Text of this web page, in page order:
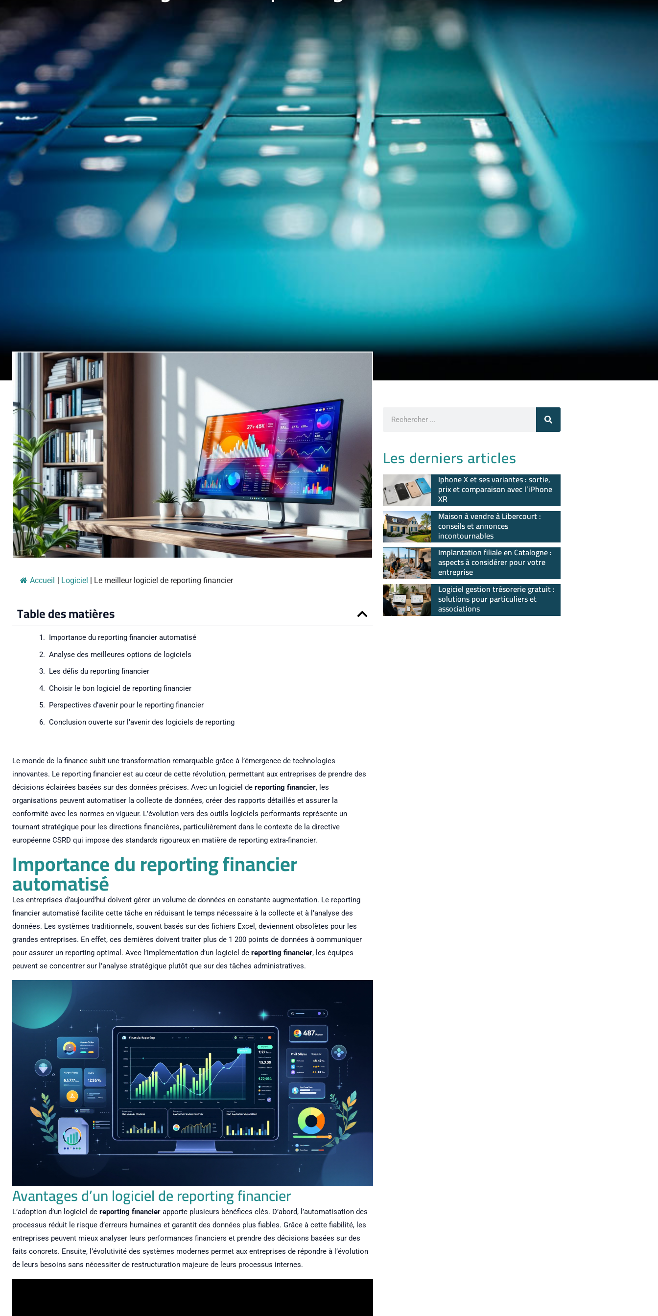
Accueil Logiciel Le meilleur logiciel de reporting financier
Table des matières
Importance du reporting financier automatisé
Analyse des meilleures options de logiciels
Les défis du reporting financier
Choisir le bon logiciel de reporting financier
Perspectives d’avenir pour le reporting financier
Conclusion ouverte sur l’avenir des logiciels de reporting
Le monde de la finance subit une transformation remarquable grâce à l’émergence de technologies
innovantes. Le reporting financier est au cœur de cette révolution, permettant aux entreprises de prendre des
décisions éclairées basées sur des données précises. Avec un logiciel de reporting financier, les
organisations peuvent automatiser la collecte de données, créer des rapports détaillés et assurer la
conformité avec les normes en vigueur. L’évolution vers des outils logiciels performants représente un
tournant stratégique pour les directions financières, particulièrement dans le contexte de la directive
européenne CSRD qui impose des standards rigoureux en matière de reporting extra-financier.
Importance du reporting financier
automatisé
Les entreprises d’aujourd’hui doivent gérer un volume de données en constante augmentation. Le reporting
financier automatisé facilite cette tâche en réduisant le temps nécessaire à la collecte et à l’analyse des
données. Les systèmes traditionnels, souvent basés sur des fichiers Excel, deviennent obsolètes pour les
grandes entreprises. En effet, ces dernières doivent traiter plus de 1 200 points de données à communiquer
pour assurer un reporting optimal. Avec l’implémentation d’un logiciel de reporting financier, les équipes
peuvent se concentrer sur l’analyse stratégique plutôt que sur des tâches administratives.
Avantages d’un logiciel de reporting financier
L’adoption d’un logiciel de reporting financier apporte plusieurs bénéfices clés. D’abord, l’automatisation des
processus réduit le risque d’erreurs humaines et garantit des données plus fiables. Grâce à cette fiabilité, les
entreprises peuvent mieux analyser leurs performances financiers et prendre des décisions basées sur des
faits concrets. Ensuite, l’évolutivité des systèmes modernes permet aux entreprises de répondre à l’évolution
de leurs besoins sans nécessiter de restructuration majeure de leurs processus internes.
Les derniers articles
Iphone X et ses variantes : sortie,
prix et comparaison avec l’iPhone
XR
Maison à vendre à Libercourt :
conseils et annonces
incontournables
Implantation filiale en Catalogne :
aspects à considérer pour votre
entreprise
Logiciel gestion trésorerie gratuit :
solutions pour particuliers et
associations